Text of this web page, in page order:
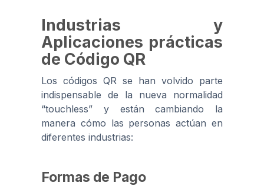
Industrias y
Aplicaciones prácticas
de Código QR
Los códigos QR se han volvido parte
indispensable de la nueva normalidad
“touchless” y están cambiando la
manera cómo las personas actúan en
diferentes industrias:
Formas de Pago